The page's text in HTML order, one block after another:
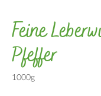
Feine
Pfeffer
1000g